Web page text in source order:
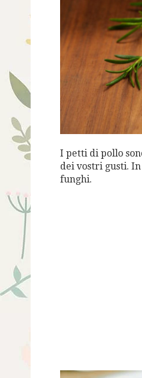
I petti di pollo
dei vostri gusti.
funghi.